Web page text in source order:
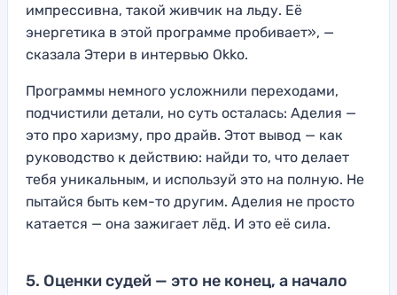
импрессивна, такой живчик на льду. Её
энергетика в этой программе пробивает», —
сказала Этери в интервью Okko.
Программы немного усложнили переходами,
подчистили детали, но суть осталась: Аделия —
это про харизму, про драйв. Этот вывод — как
руководство к действию: найди то, что делает
тебя уникальным, и используй это на полную. Не
пытайся быть кем-то другим. Аделия не просто
катается — она зажигает лёд. И это её сила.
5. Оценки судей — это не конец, а начало